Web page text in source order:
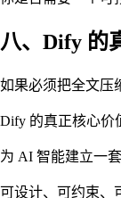
八、Dify 的
如果必须把全文压
Dify 的真正核心价
为 AI 智能建立一套
可设计、可约束、